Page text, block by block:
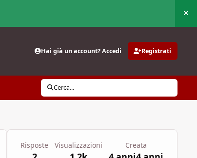
Hai già un account? Accedi Registrati
Cerca...
Risposte Visualizzazioni Creata